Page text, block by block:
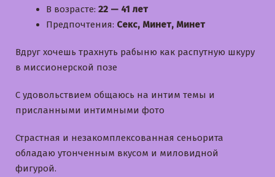
В возрасте: 22 — 41 лет
Предпочтения: Секс, Минет, Минет
Вдруг хочешь трахнуть рабыню как распутную шкуру
в миссионерской позе
С удовольствием общаюсь на интим темы и
приcланными интимными фото
Страстная и незакомплексованная сеньорита
обладаю утонченным вкусом и миловидной
фигурой.